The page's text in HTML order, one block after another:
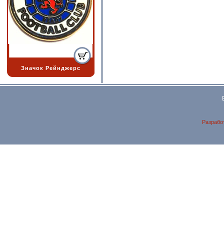
Значок Рейнджерс